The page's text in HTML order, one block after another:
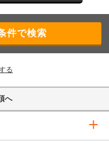
る
へ